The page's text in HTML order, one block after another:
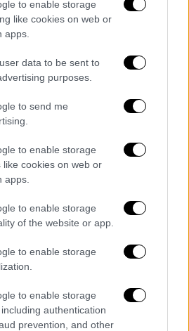
to enable storage
like cookies on web or
apps.
data to be sent to
purposes.
to send me
to enable storage
like cookies on web or
apps.
to enable storage
of the website or app.
to enable storage
to enable storage
authentication
prevention, and other
ο ΘΕΟΣ μου
σου δώσω αυτό το δώρο
θα το αξιοποιήσεις
στέλνω αυτό το μήνυμα
αυτά τα χρήματα για να
σωστά αυτή τη
για τη δωρεά μου,
μου μέσω email».
τον καλεί… να
προσωπικό της
να εξετάσουν το μήνυμα